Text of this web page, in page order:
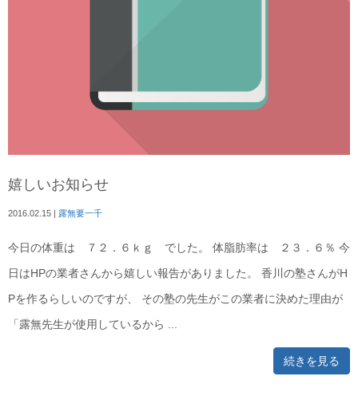
嬉しいお知らせ
2016.02.15 | 露無要一千
今日の体重は ７２．６ｋｇ でした。 体脂肪率は ２３．６％ 今
日はHPの業者さんから嬉しい報告がありました。 香川の塾さんがH
Pを作るらしいのですが、 その塾の先生がこの業者に決めた理由が
「露無先生が使用しているから ...
続きを見る